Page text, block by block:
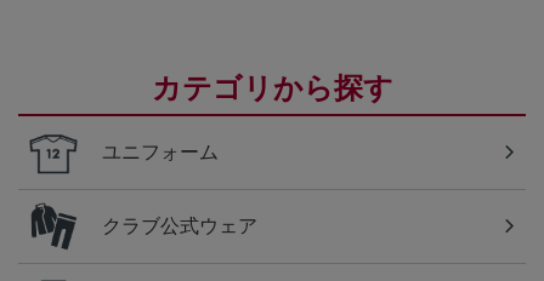
カテゴリから探す
ユニフォーム
クラブ公式ウェア